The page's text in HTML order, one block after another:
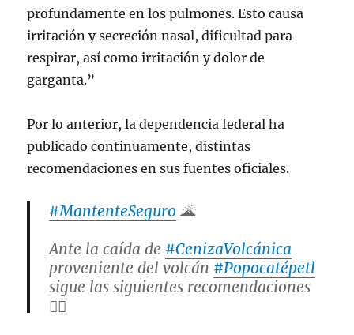
profundamente en los pulmones. Esto causa
irritación y secreción nasal, dificultad para
respirar, así como irritación y dolor de
garganta.”
Por lo anterior, la dependencia federal ha
publicado continuamente, distintas
recomendaciones en sus fuentes oficiales.
#MantenteSeguro 🌋
Ante la caída de #CenizaVolcánica
proveniente del volcán #Popocatépetl
sigue las siguientes recomendaciones
👇🏽